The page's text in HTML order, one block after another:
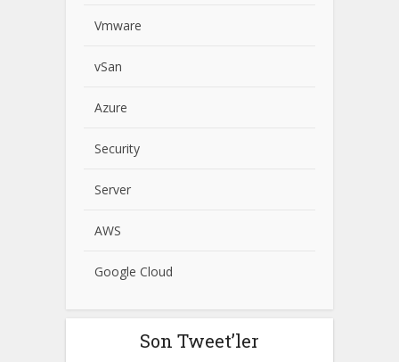
Vmware
vSan
Azure
Security
Server
AWS
Google Cloud
Son Tweet’ler